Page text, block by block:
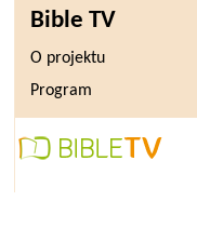
Bible TV
O projektu
Program